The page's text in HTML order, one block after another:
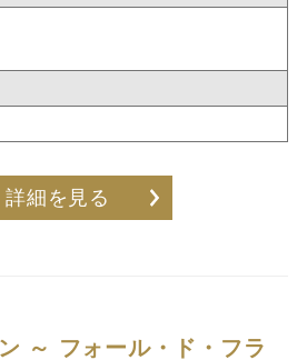
詳細を見る
～ フォール・ド・フラ